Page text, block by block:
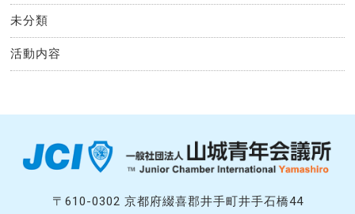
未分類
活動内容
〒610-0302 京都府綴喜郡井手町井手石橋44